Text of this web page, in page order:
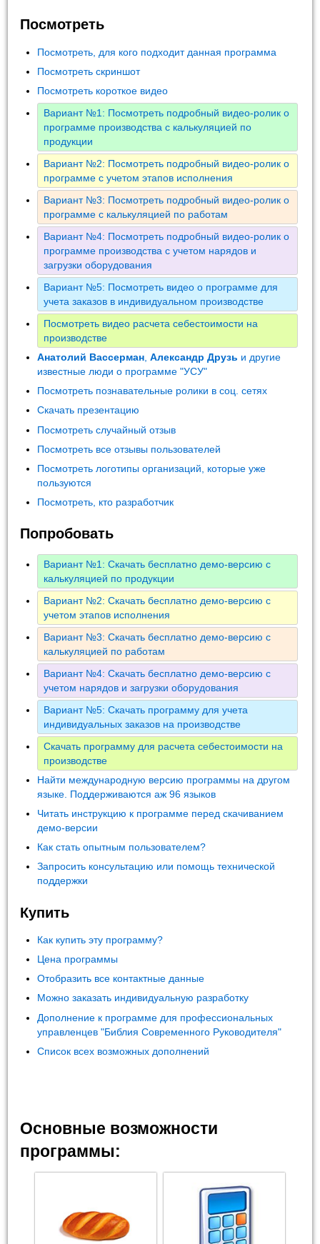
Посмотреть
Посмотреть, для кого подходит данная программа
Посмотреть скриншот
Посмотреть короткое видео
Вариант №1: Посмотреть подробный видео-ролик о
программе производства с калькуляцией по
продукции
Вариант №2: Посмотреть подробный видео-ролик о
программе с учетом этапов исполнения
Вариант №3: Посмотреть подробный видео-ролик о
программе с калькуляцией по работам
Вариант №4: Посмотреть подробный видео-ролик о
программе производства с учетом нарядов и
загрузки оборудования
Вариант №5: Посмотреть видео о программе для
учета заказов в индивидуальном производстве
Посмотреть видео расчета себестоимости на
производстве
Анатолий Вассерман ,Александр Друзь и другие
известные люди о программе "УСУ"
Посмотреть познавательные ролики в соц. сетях
Скачать презентацию
Посмотреть случайный отзыв
Посмотреть все отзывы пользователей
Посмотреть логотипы организаций, которые уже
пользуются
Посмотреть, кто разработчик
Попробовать
Вариант №1: Скачать бесплатно демо-версию с
калькуляцией по продукции
Вариант №2: Скачать бесплатно демо-версию с
учетом этапов исполнения
Вариант №3: Скачать бесплатно демо-версию с
калькуляцией по работам
Вариант №4: Скачать бесплатно демо-версию с
учетом нарядов и загрузки оборудования
Вариант №5: Скачать программу для учета
индивидуальных заказов на производстве
Скачать программу для расчета себестоимости на
производстве
Найти международную версию программы на другом
языке. Поддерживаются аж 96 языков
Читать инструкцию к программе перед скачиванием
демо-версии
Как стать опытным пользователем?
Запросить консультацию или помощь технической
поддержки
Купить
Как купить эту программу?
Цена программы
Отобразить все контактные данные
Можно заказать индивидуальную разработку
Дополнение к программе для профессиональных
управленцев "Библия Современного Руководителя"
Список всех возможных дополнений
Основные возможности
программы: